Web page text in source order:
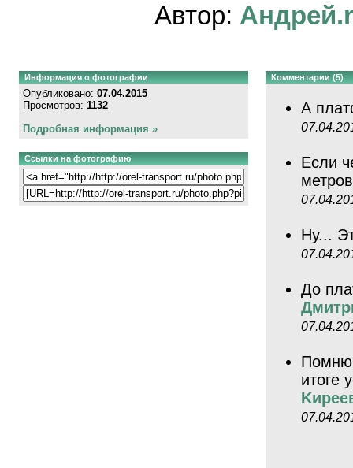
Автор:
Информация о фотографии
Опубликовано: 07.04.2015
Просмотров: 1132
Подробная информация »
Ссылки на фотографию
Комментарии (5)
А
Если
Ну...
До
итоге